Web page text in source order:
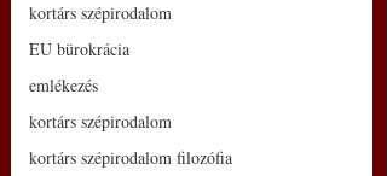
kortárs szépirodalom
EU bürokrácia
emlékezés
kortárs szépirodalom
kortárs szépirodalom filozófia